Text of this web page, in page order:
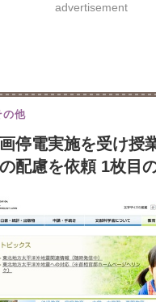
8月開催学校説明会・相談会
advertisement
停電実施を受け授
配慮を依頼 1枚目
の他